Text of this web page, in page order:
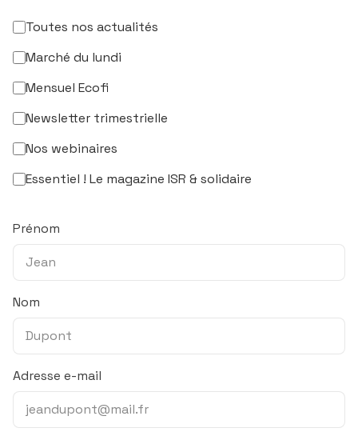
Toutes nos actualités
Marché du lundi
Mensuel Ecofi
Newsletter trimestrielle
Nos webinaires
Essentiel ! Le magazine ISR & solidaire
Prénom
Nom
Adresse e-mail